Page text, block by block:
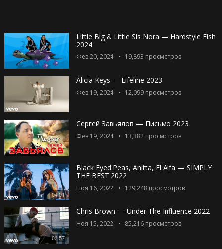
Little Big & Little Sis Nora — Hardstyle Fish
2024
Фев 20, 2024 19,893 просмотров
Alicia Keys — Lifeline 2023
Фев 19, 2024 12,099просмотров
Сергей Завьялов — Письмо 2023
Фев 19, 2024 13,382просмотров
04:01
Black Eyed Peas, Anitta, El Alfa — SIMPLY
THE BEST 2022
Ноя 16, 2022 129,248просмотров
02:57
Chris Brown — Under The Influence 2022
Ноя 15, 2022 85,216просмотров